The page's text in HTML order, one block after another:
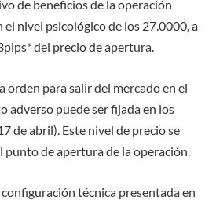
de beneficiosde la operación
el nivel psicológico de los 27.0000,a
pips*del precio de apertura.
orden para salir del mercado en el
adverso puede ser fijada en los
deabril). Este nivel de preciose
punto deaperturade la operación.
configuración técnica presentada en